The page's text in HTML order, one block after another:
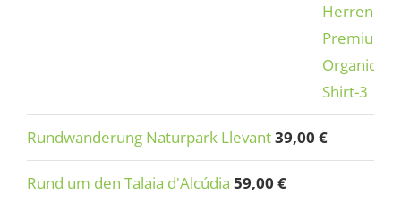
Rundwanderung Naturpark Llevant39,00 €
Rund um den Talaia d'Alcúdia 59,00 €